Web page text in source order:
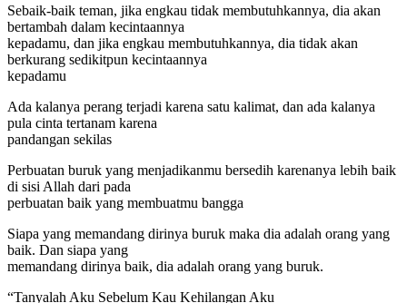
Sebaik-baik teman, jika engkau tidak membutuhkannya, dia akan
bertambah dalam kecintaannya
kepadamu, dan jika engkau membutuhkannya, dia tidak akan
berkurang sedikitpun kecintaannya
kepadamu
Ada kalanya perang terjadi karena satu kalimat, dan ada kalanya
pula cinta tertanam karena
pandangan sekilas
Perbuatan buruk yang menjadikanmu bersedih karenanya lebih baik
di sisi Allah dari pada
perbuatan baik yang membuatmu bangga
Siapa yang memandang dirinya buruk maka dia adalah orang yang
baik. Dan siapa yang
memandang dirinya baik, dia adalah orang yang buruk.
“Tanyalah Aku Sebelum Kau Kehilangan Aku